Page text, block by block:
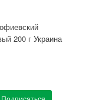
200 г Украина